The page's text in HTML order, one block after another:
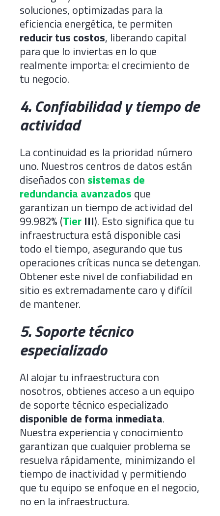
soluciones, optimizadas para la
eficiencia energética, te permiten
reducir tus costos, liberando capital
para que lo inviertas en lo que
realmente importa: el crecimiento de
tu negocio.
4. Confiabilidad y tiempo de
actividad
La continuidad es la prioridad número
uno. Nuestros centros de datos están
diseñados con sistemas de
redundancia avanzados que
garantizan un tiempo de actividad del
99.982% (Tier III). Esto significa que tu
infraestructura está disponible casi
todo el tiempo, asegurando que tus
operaciones críticas nunca se detengan.
Obtener este nivel de confiabilidad en
sitio es extremadamente caro y difícil
de mantener.
5. Soporte técnico
especializado
Al alojar tu infraestructura con
nosotros, obtienes acceso a un equipo
de soporte técnico especializado
disponible de forma inmediata.
Nuestra experiencia y conocimiento
garantizan que cualquier problema se
resuelva rápidamente, minimizando el
tiempo de inactividad y permitiendo
que tu equipo se enfoque en el negocio,
no en la infraestructura.